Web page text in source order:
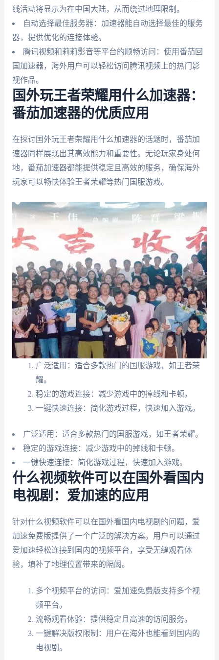
线活动将显示为在中国大陆，从而绕过地理限制。
自动选择最佳服务器：加速器能自动选择最佳的服务
器，提供优化的连接体验。
腾讯视频和莉莉影音等平台的顺畅访问：使用番茄回
国加速器，海外用户可以轻松访问腾讯视频上的热门影
视作品。
国外玩王者荣耀用什么加速器：
番茄加速器的优质应用
在探讨国外玩王者荣耀用什么加速器的话题时，番茄加
速器同样展现出其高效能力和重要性。无论玩家身处何
地，番茄加速器都能提供稳定且高效的服务，确保海外
玩家可以畅快体验王者荣耀等热门国服游戏。
广泛适用：适合多款热门的国服游戏，如王者荣
耀。
稳定的游戏连接：减少游戏中的掉线和卡顿。
一键快速连接：简化游戏过程，快速加入游戏。
广泛适用：适合多款热门的国服游戏，如王者荣耀。
稳定的游戏连接：减少游戏中的掉线和卡顿。
一键快速连接：简化游戏过程，快速加入游戏。
什么视频软件可以在国外看国内
电视剧：爱加速的应用
针对什么视频软件可以在国外看国内电视剧的问题，爱
加速免费版提供了一个广泛的解决方案。用户可以通过
爱加速轻松连接到国内的视频平台，享受无缝观看体
验，填补了地理位置带来的隔阂。
多个视频平台的访问：爱加速免费版支持多个视
频平台。
流畅观看体验：提供稳定且高速的访问服务。
一键解决版权限制：用户在海外也能看到国内的
电视剧。